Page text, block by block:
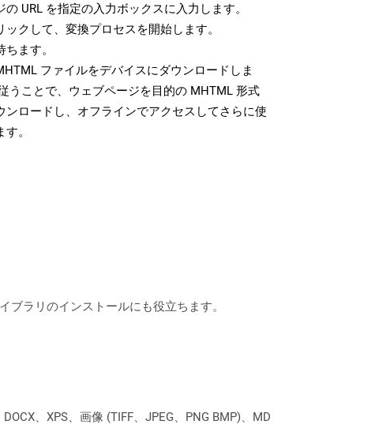
URL を指定の入力ボックスに入力します。
ックして、変換プロセスを開始します。
ます。
ファイルをデバイスにダウンロードしま
うことで、ウェブページを目的の MHTML 形式
ンロードし、オフラインでアクセスしてさらに使
。
ラリのインストールにも役立ちます。
、XPS、画像 (TIFF、JPEG、PNG BMP)、MD